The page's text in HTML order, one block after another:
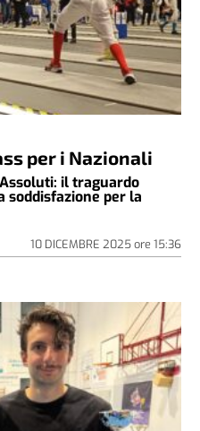
per i Nazionali
il traguardo
soddisfazione per la
10 DICEMBRE 2025ore 15:36